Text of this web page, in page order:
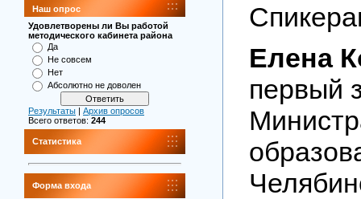
Наш опрос
Удовлетворены ли Вы работой
методического кабинета района
Да
Не совсем
Нет
Абсолютно не доволен
Результаты
Архив опросов
Всего ответов: 244
Статистика
Форма входа
Елена
первый